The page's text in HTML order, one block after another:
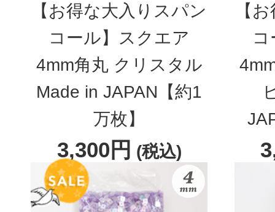
【お得な大入りスパン
コール】スクエア
4mm角丸 クリスタル
Made in JAPAN【約1
万枚】
3,300円 (税込)
【